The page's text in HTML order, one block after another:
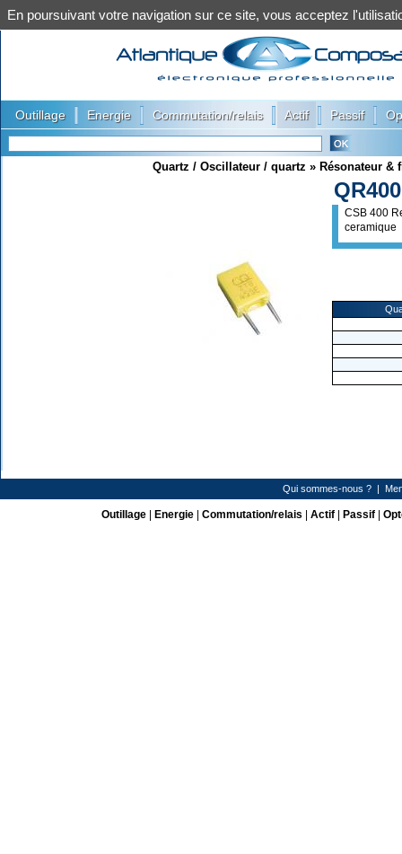
Outillage Energie Commutation/relais Actif Passif
Quartz / Oscillateur / quartz » Résonateur &
QR400
CSB 400
ceramique
Qui sommes-nous ? |
Outillage| Energie| Commutation/relais Actif| Passif|
En poursuivant votre navigation sur ce site, vous acceptez